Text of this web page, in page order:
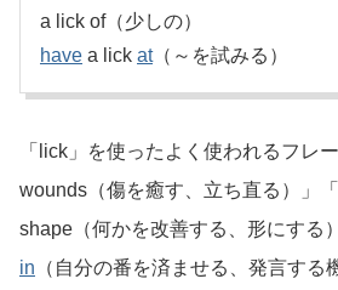
a lick of（少しの）
have a lick at（～を試みる）
「lick」を使ったよく使われるフレ
wounds（傷を癒す、立ち直る）」
shape（何かを改善する、形にする
in （自分の番を済ませる、発言する